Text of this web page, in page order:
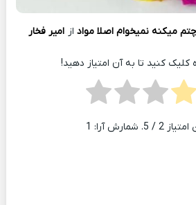
میکنه نمیخوام اصلا مواد از امیر فخار
کنید تا به آن امتیاز دهید!
امتیاز 2 / 5. شمارش آرا: 1